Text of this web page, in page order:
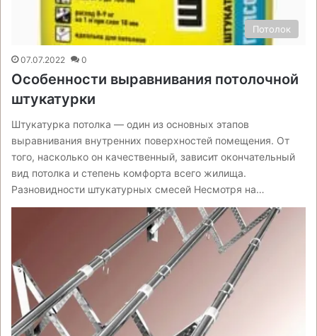
Потолок
07.07.2022 0
Особенности выравнивания потолочной
штукатурки
Штукатурка потолка — один из основных этапов
выравнивания внутренних поверхностей помещения. От
того, насколько он качественный, зависит окончательный
вид потолка и степень комфорта всего жилища.
Разновидности штукатурных смесей Несмотря на…